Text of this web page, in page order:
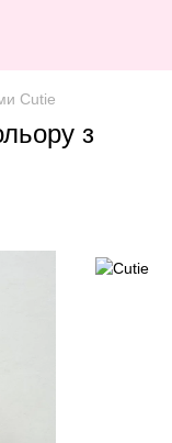
Cutie
з